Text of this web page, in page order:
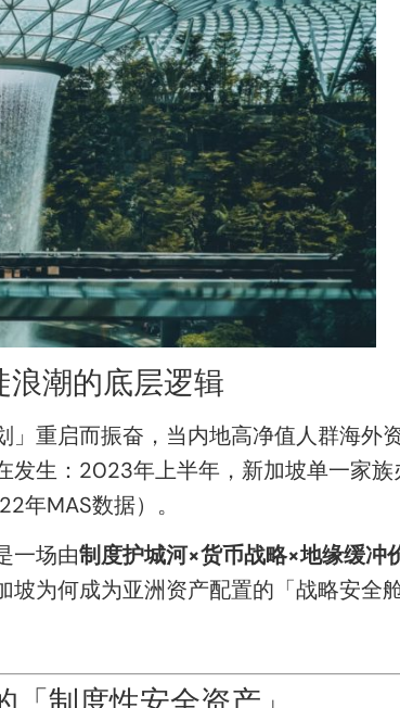
潮的底层逻辑
」重启而振奋，当内地高净值人群海
发生：2023年上半年，新加坡单一家
年MAS数据）。
一场由制度护城河×货币战略×地缘缓冲
坡为何成为亚洲资产配置的「战略安全